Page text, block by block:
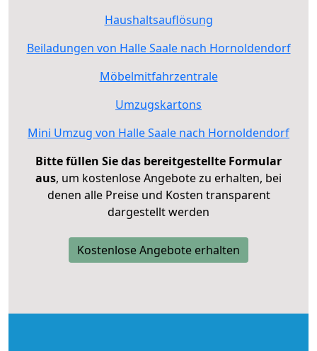
Haushaltsauflösung
Beiladungen von Halle Saale nach Hornoldendorf
Möbelmitfahrzentrale
Umzugskartons
Mini Umzug von Halle Saale nach Hornoldendorf
Bitte füllen Sie das bereitgestellte Formular
aus, um kostenlose Angebote zu erhalten, bei
denen alle Preise und Kosten transparent
dargestellt werden
Kostenlose Angebote erhalten